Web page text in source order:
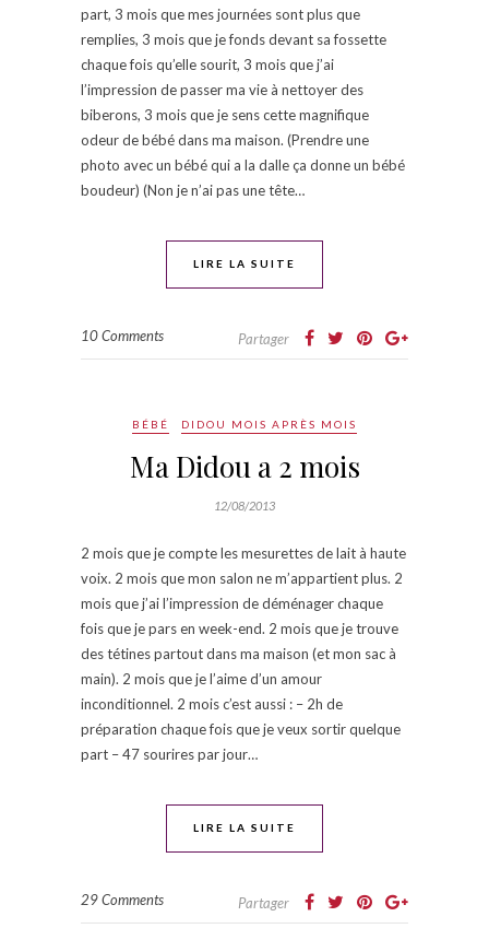
part, 3 mois que mes journées sont plus que
remplies, 3 mois que je fonds devant sa fossette
chaque fois qu’elle sourit, 3 mois que j’ai
l’impression de passer ma vie à nettoyer des
biberons, 3 mois que je sens cette magnifique
odeur de bébé dans ma maison. (Prendre une
photo avec un bébé qui a la dalle ça donne un bébé
boudeur) (Non je n’ai pas une tête…
LIRE LA SUITE
10 Comments Partager
BÉBÉ DIDOU MOIS APRÈS MOIS
Ma Didou a 2 mois
12/08/2013
2 mois que je compte les mesurettes de lait à haute
voix. 2 mois que mon salon ne m’appartient plus. 2
mois que j’ai l’impression de déménager chaque
fois que je pars en week-end. 2 mois que je trouve
des tétines partout dans ma maison (et mon sac à
main). 2 mois que je l’aime d’un amour
inconditionnel. 2 mois c’est aussi : – 2h de
préparation chaque fois que je veux sortir quelque
part – 47 sourires par jour…
LIRE LA SUITE
29 Comments Partager